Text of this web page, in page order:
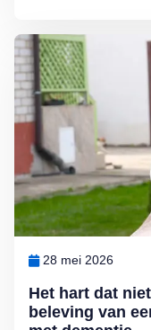
Het hart dat
beleving van
28 mei 2026
Lees meer over Het